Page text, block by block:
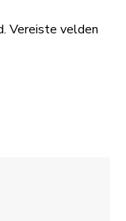
Vereiste velden